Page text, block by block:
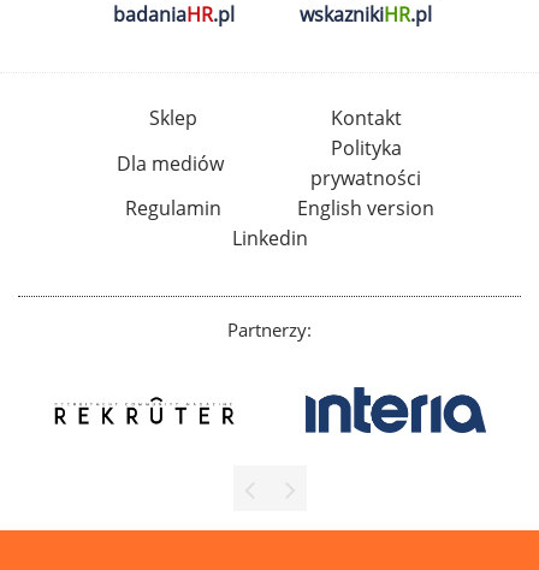
badaniaHR.pl wskaznikiHR.pl
Sklep
Kontakt
Dla mediów
Polityka
prywatności
Regulamin
English version
Linkedin
Partnerzy: